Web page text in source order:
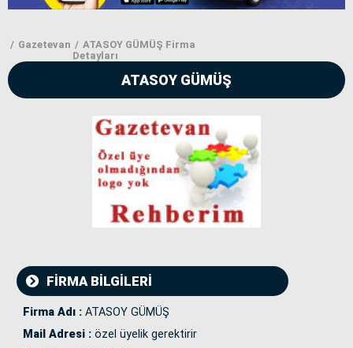
Gazetevan
ATASOY GÜMÜŞ Firma
Detayları
ATASOY GÜMÜŞ
FİRMA BİLGİLERİ
Firma Adı : ATASOY GÜMÜŞ
Mail Adresi : özel üyelik gerektirir